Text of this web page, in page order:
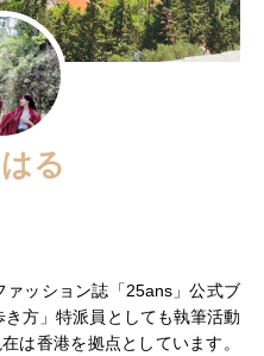
る
ァッション誌「25ans」公式ブ
方」特派員としても執筆活動
は香港を拠点としています。